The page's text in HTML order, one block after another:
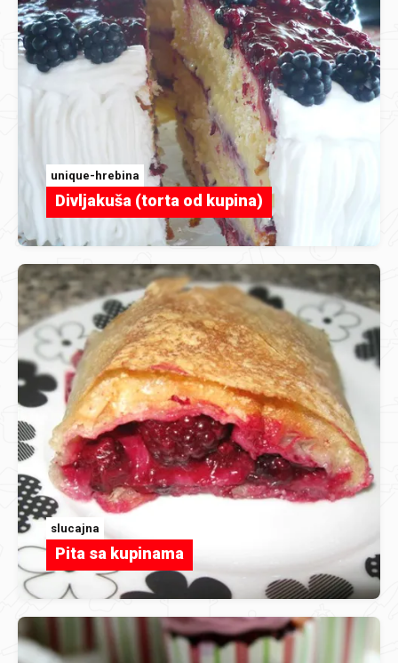
unique-hrebina
Divljakuša (torta od kupina)
slucajna
Pita sa kupinama